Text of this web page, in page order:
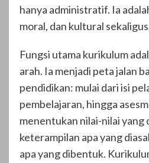
hanya administratif. Ia
moral, dan kultural
Fungsi utama kurikulum
arah. Ia menjadi peta jalan
pendidikan: mulai dari isi
pembelajaran, hingga
menentukan nilai-nilai yang
keterampilan apa yang
apa yang dibentuk.